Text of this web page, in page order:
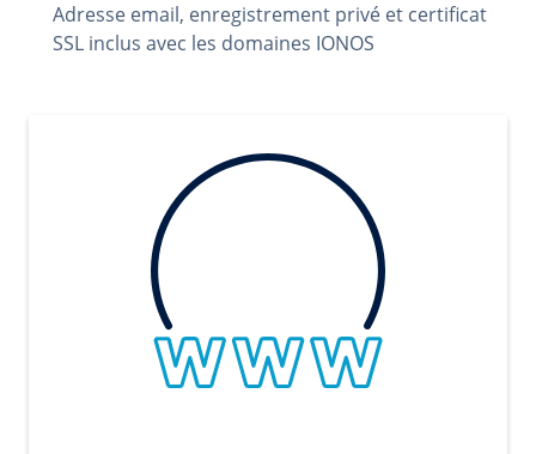
Adresse email, enregistrement privé et certificat
SSL inclus avec les domaines IONOS